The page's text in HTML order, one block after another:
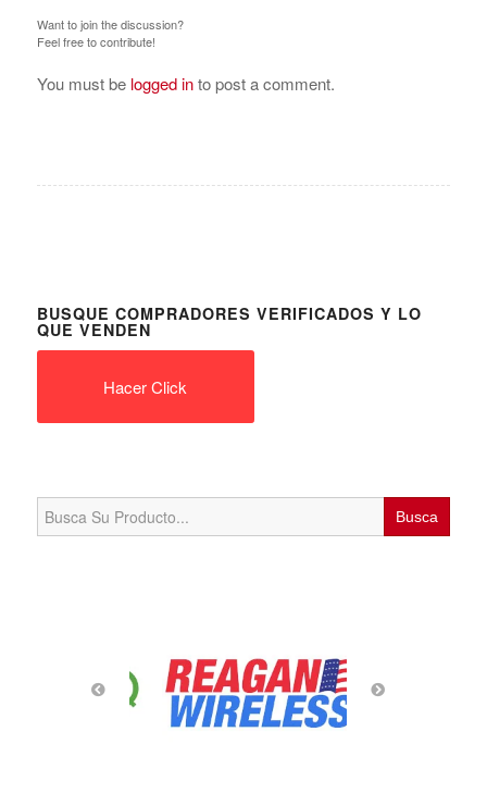
Want to join the discussion?
Feel free to contribute!
You must be logged into post a comment.
BUSQUE COMPRADORES VERIFICADOS Y LO
QUE VENDEN
Hacer Click
Search
for: